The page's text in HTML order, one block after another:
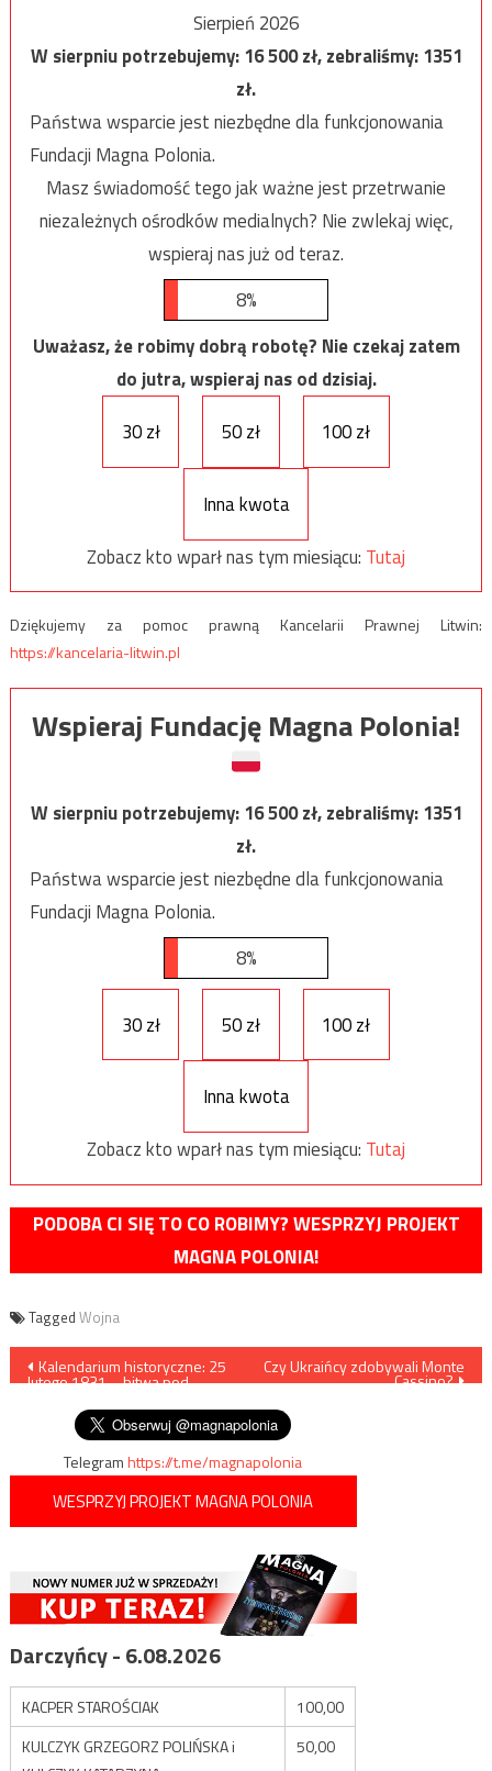
Sierpień 2026
W sierpniu potrzebujemy:16 500zł, zebraliśmy:1351
zł.
Państwa wsparcie jest niezbędne dla funkcjonowania
Fundacji Magna Polonia.
Masz świadomość tego jak ważne jest przetrwanie
niezależnych ośrodków medialnych? Nie zwlekaj więc,
wspieraj nas już od teraz.
8%
Uważasz, że robimy dobrą robotę? Nie czekaj zatem
do jutra, wspieraj nas od dzisiaj.
30 zł
50 zł 100 zł
Inna kwota
Zobacz kto wparł nas tym miesiącu: Tutaj
Dziękujemy za pomoc prawną Kancelarii Prawnej Litwin:
https://kancelaria-litwin.pl
Wspieraj Fundację Magna Polonia!
W sierpniu potrzebujemy:16 500zł, zebraliśmy:1351
zł.
Państwa wsparcie jest niezbędne dla funkcjonowania
Fundacji Magna Polonia.
8%
30 zł 50 zł 100 zł
Inna kwota
Zobacz kto wparł nas tym miesiącu: Tutaj
PODOBA CI SIĘ TO CO ROBIMY? WESPRZYJ PROJEKT
MAGNA POLONIA!
Tagged Wojna
Nawigacja
wpisu
Kalendarium historyczne: 25
lutego 1831 – bitwa pod
Czy Ukraińcy zdobywali Monte
Cassino?
Telegramhttps://t.me/magnapolonia
WESPRZYJ PROJEKT MAGNA POLONIA
Darczyńcy - 6.08.2026
KACPER STAROŚCIAK
100,00
KULCZYK GRZEGORZ POLIŃSKA i
50,00